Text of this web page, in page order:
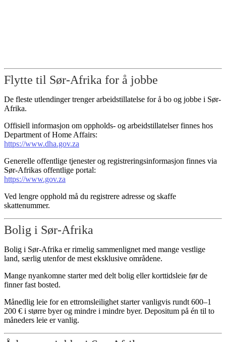
Flytte til Sør-Afrika for å jobbe
De fleste utlendinger trenger arbeidstillatelse for å bo og jobbe i Sør-
Afrika.
Offisiell informasjon om oppholds- og arbeidstillatelser finnes hos
Department of Home Affairs:
https://www.dha.gov.za
Generelle offentlige tjenester og registreringsinformasjon finnes via
Sør-Afrikas offentlige portal:
https://www.gov.za
Ved lengre opphold må du registrere adresse og skaffe
skattenummer.
Bolig i Sør-Afrika
Bolig i Sør-Afrika er rimelig sammenlignet med mange vestlige
land, særlig utenfor de mest eksklusive områdene.
Mange nyankomne starter med delt bolig eller korttidsleie før de
finner fast bosted.
Månedlig leie for en ettromsleilighet starter vanligvis rundt 600–1
200 € i større byer og mindre i mindre byer. Depositum på én til to
måneders leie er vanlig.